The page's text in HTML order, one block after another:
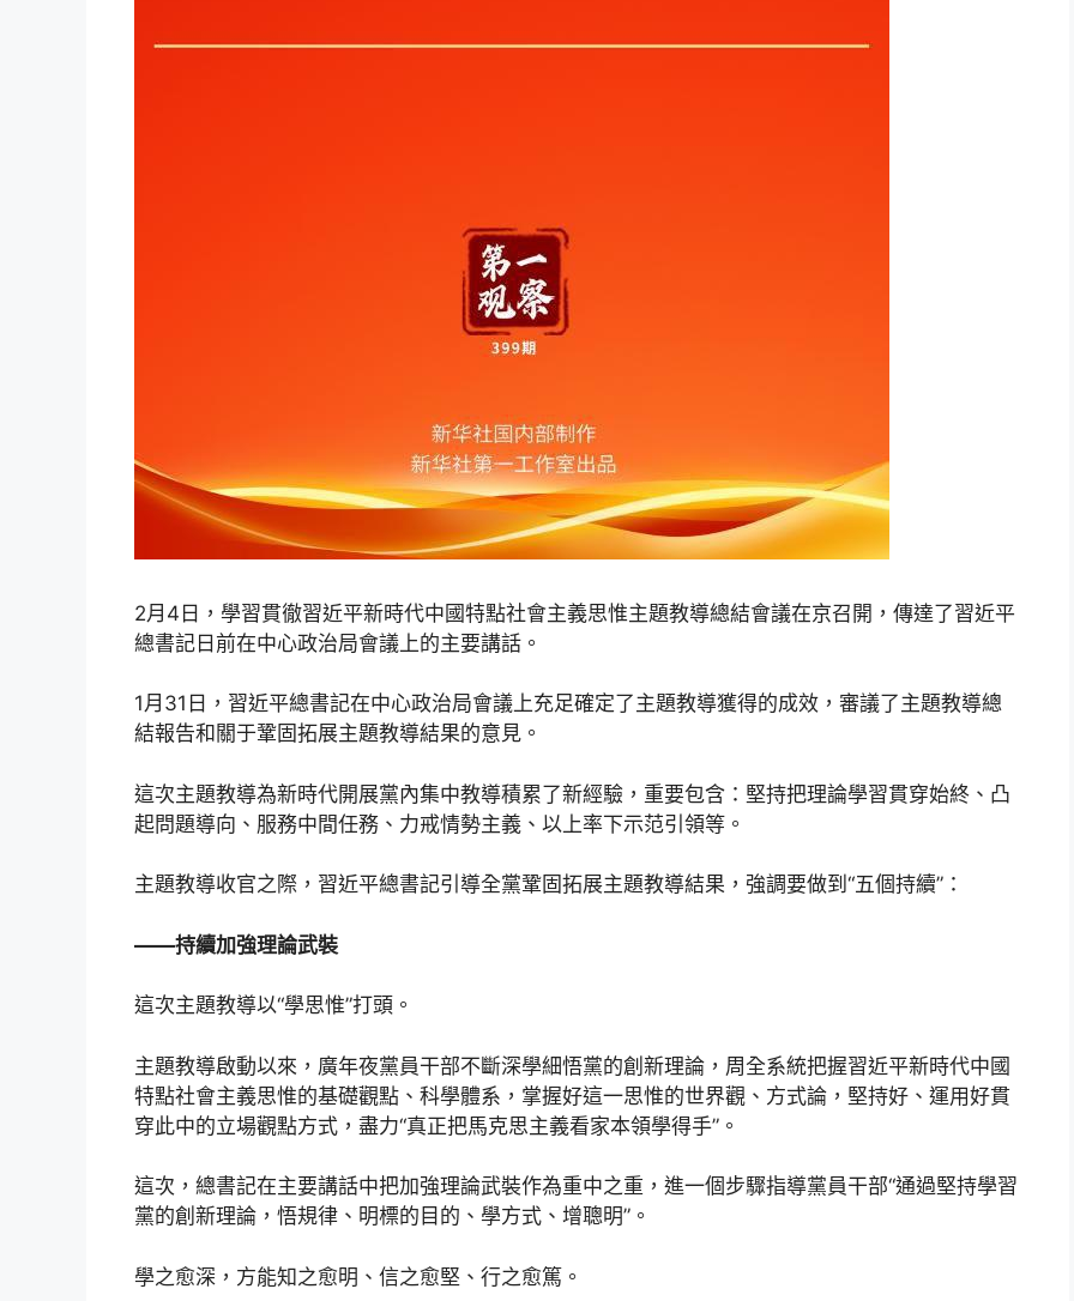
2月4日，學習貫徹習近平新時代中國特點社會主義思惟主題教導總結會議在京召開，傳達了習近平
總書記日前在中心政治局會議上的主要講話。
1月31日，習近平總書記在中心政治局會議上充足確定了主題教導獲得的成效，審議了主題教導總
結報告和關于鞏固拓展主題教導結果的意見。
這次主題教導為新時代開展黨內集中教導積累了新經驗，重要包含：堅持把理論學習貫穿始終、凸
起問題導向、服務中間任務、力戒情勢主義、以上率下示范引領等。
主題教導收官之際，習近平總書記引導全黨鞏固拓展主題教導結果，強調要做到“五個持續”：
——持續加強理論武裝
這次主題教導以“學思惟”打頭。
主題教導啟動以來，廣年夜黨員干部不斷深學細悟黨的創新理論，周全系統把握習近平新時代中國
特點社會主義思惟的基礎觀點、科學體系，掌握好這一思惟的世界觀、方式論，堅持好、運用好貫
穿此中的立場觀點方式，盡力“真正把馬克思主義看家本領學得手”。
這次，總書記在主要講話中把加強理論武裝作為重中之重，進一個步驟指導黨員干部“通過堅持學習
黨的創新理論，悟規律、明標的目的、學方式、增聰明”。
學之愈深，方能知之愈明、信之愈堅、行之愈篤。